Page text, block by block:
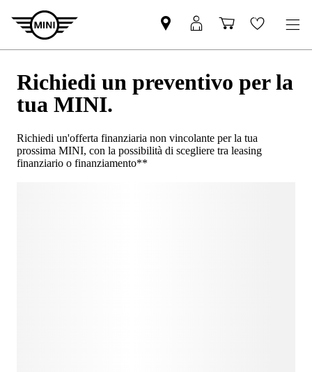
Richiedi un preventivo per la
tua MINI.
Richiedi un'offerta finanziaria non vincolante per la tua
prossima MINI, con la possibilità di scegliere tra leasing
finanziario o finanziamento**